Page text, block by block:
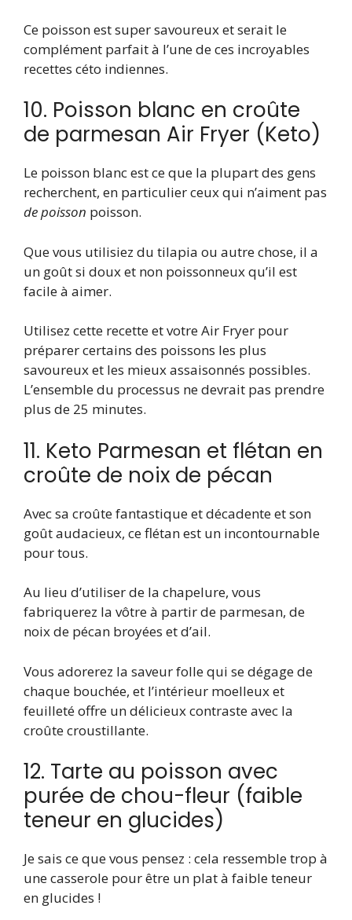
Ce poisson est super savoureux et serait le
complément parfait à l’une de ces incroyables
recettes céto indiennes.
10. Poisson blanc en croûte
de parmesan Air Fryer (Keto)
Le poisson blanc est ce que la plupart des gens
recherchent, en particulier ceux qui n’aiment pas
de poisson poisson.
Que vous utilisiez du tilapia ou autre chose, il a
un goût si doux et non poissonneux qu’il est
facile à aimer.
Utilisez cette recette et votre Air Fryer pour
préparer certains des poissons les plus
savoureux et les mieux assaisonnés possibles.
L’ensemble du processus ne devrait pas prendre
plus de 25 minutes.
11. Keto Parmesan et flétan en
croûte de noix de pécan
Avec sa croûte fantastique et décadente et son
goût audacieux, ce flétan est un incontournable
pour tous.
Au lieu d’utiliser de la chapelure, vous
fabriquerez la vôtre à partir de parmesan, de
noix de pécan broyées et d’ail.
Vous adorerez la saveur folle qui se dégage de
chaque bouchée, et l’intérieur moelleux et
feuilleté offre un délicieux contraste avec la
croûte croustillante.
12. Tarte au poisson avec
purée de chou-fleur (faible
teneur en glucides)
Je sais ce que vous pensez : cela ressemble trop à
une casserole pour être un plat à faible teneur
en glucides !